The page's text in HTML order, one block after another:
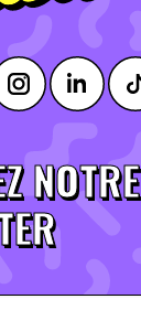
NOTRE